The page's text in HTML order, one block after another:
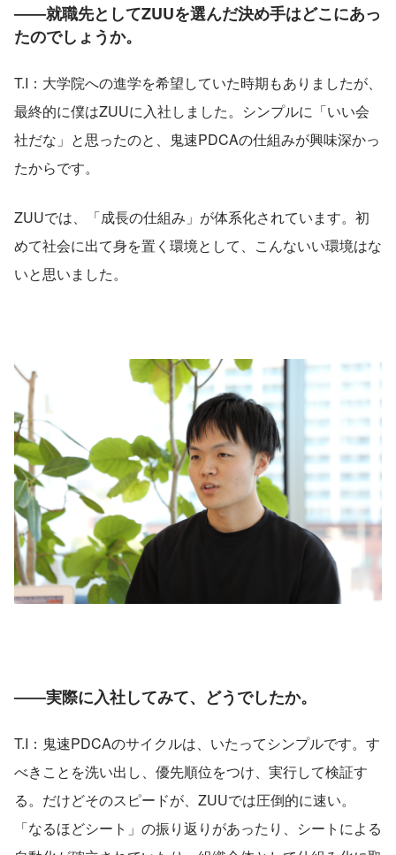
――就職先としてZUUを選んだ決め手はどこにあっ
たのでしょうか。
T.I：大学院への進学を希望していた時期もありましたが、
最終的に僕はZUUに入社しました。シンプルに「いい会
社だな」と思ったのと、鬼速PDCAの仕組みが興味深かっ
たからです。
ZUUでは、「成長の仕組み」が体系化されています。初
めて社会に出て身を置く環境として、こんないい環境はな
いと思いました。
――実際に入社してみて、どうでしたか。
T.I：鬼速PDCAのサイクルは、いたってシンプルです。す
べきことを洗い出し、優先順位をつけ、実行して検証す
る。だけどそのスピードが、ZUUでは圧倒的に速い。
「なるほどシート」の振り返りがあったり、シートによる